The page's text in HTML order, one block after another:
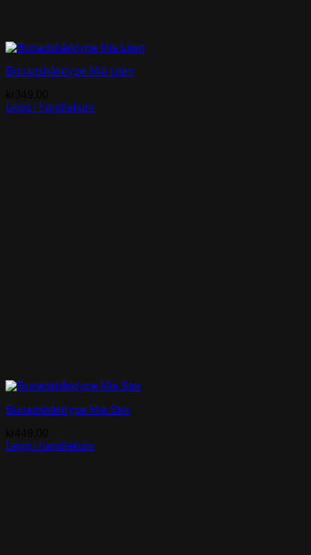
Bunadshårklype Mia Liten
Legg i handlekurv
Bunadshårklype Mia Stor
Legg i handlekurv